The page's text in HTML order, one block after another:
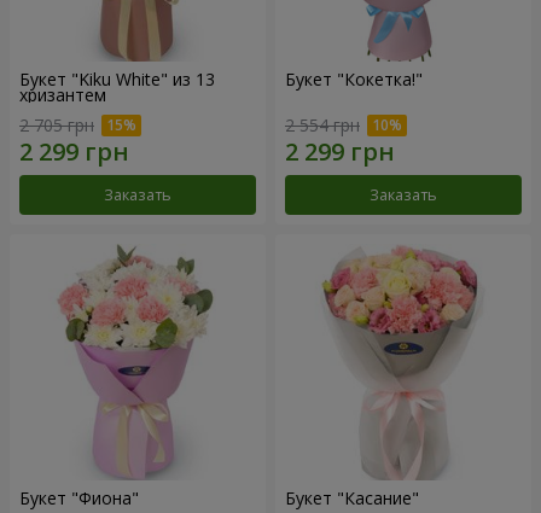
Букет "Kiku White" из 13
хризантем
2 705 грн
Заказать
Букет "Кокетка!"
2 554 грн
Заказать
Букет "Фиона" Букет "Касание"